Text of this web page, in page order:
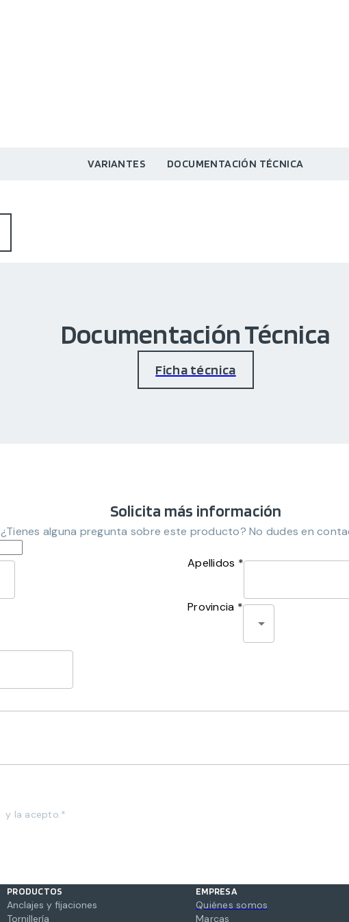
VARIANTES DOCUMENTACIÓN TÉCNICA
Documentación Técnica
Ficha técnica
Solicita más información
¿Tienes alguna pregunta sobre este producto? No dudes en
Apellidos *
Provincia *
y la acepto.*
PRODUCTOS
Anclajes y fijaciones
Tornillería
EMPRESA
Quiénes somos
Marcas